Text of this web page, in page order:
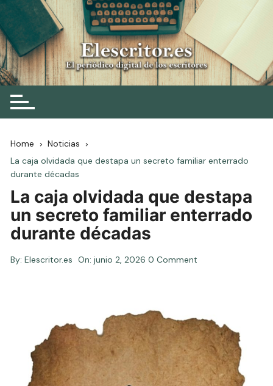
Skip
to
content
Elescritor.es
El periódico digital de los escritores
Home
Noticias
La caja olvidada que destapa un secreto familiar enterrado
durante décadas
La caja olvidada que destapa
un secreto familiar enterrado
durante décadas
By: Elescritor.es On:junio 2, 2026 0 Comment